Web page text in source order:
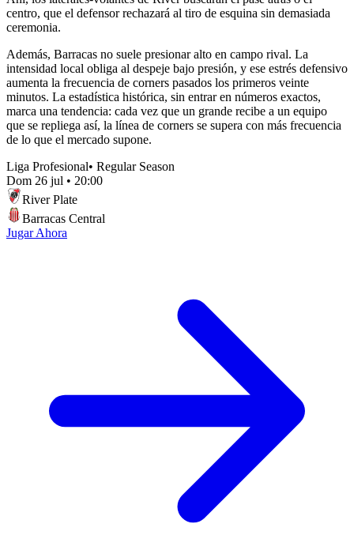
centro, que el defensor rechazará al tiro de esquina sin demasiada
ceremonia.
Además, Barracas no suele presionar alto en campo rival. La
intensidad local obliga al despeje bajo presión, y ese estrés defensivo
aumenta la frecuencia de corners pasados los primeros veinte
minutos. La estadística histórica, sin entrar en números exactos,
marca una tendencia: cada vez que un grande recibe a un equipo
que se repliega así, la línea de corners se supera con más frecuencia
de lo que el mercado supone.
Liga Profesional• Regular Season
Dom 26 jul • 20:00
River Plate
Barracas Central
Jugar Ahora